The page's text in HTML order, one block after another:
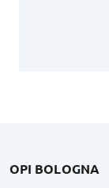
OPI BOLOGNA